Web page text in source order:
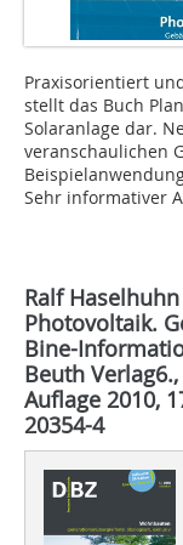
Praxisorientiert
stellt das Buch
Solaranlage dar.
veranschaulichen
Sehr informativer
Ralf Haselhuhn
Photovoltaik.
Bine-
Beuth
Auflage 2010,
20354-4